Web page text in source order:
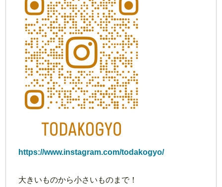
https://www.instagram.com/todakogyo/
大きいものから小さいものまで！